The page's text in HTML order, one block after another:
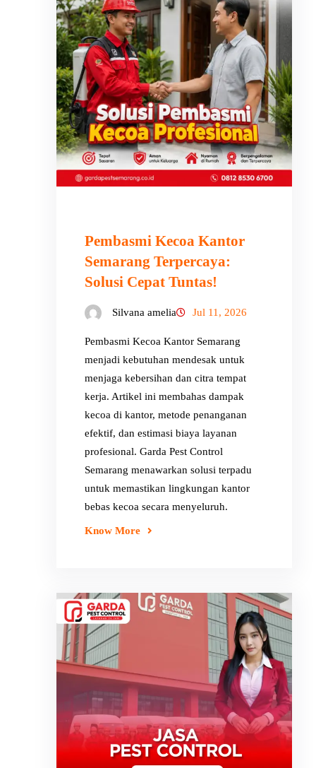
Pembasmi Kecoa Kantor
Semarang Terpercaya:
Solusi Cepat Tuntas!
Silvana amelia Jul 11, 2026
Pembasmi Kecoa Kantor Semarang
menjadi kebutuhan mendesak untuk
menjaga kebersihan dan citra tempat
kerja. Artikel ini membahas dampak
kecoa di kantor, metode penanganan
efektif, dan estimasi biaya layanan
profesional. Garda Pest Control
Semarang menawarkan solusi terpadu
untuk memastikan lingkungan kantor
bebas kecoa secara menyeluruh.
Know More